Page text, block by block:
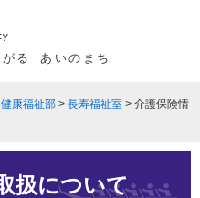
る あいのまち
健康福祉部 > 長寿福祉室 > 介護保険情
扱について